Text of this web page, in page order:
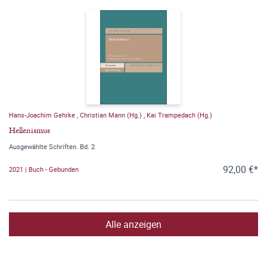
Hans-Joachim Gehrke Christian Mann (Hg.) Kai Trampedach (Hg.)
Hellenismus
Ausgewählte Schriften. Bd. 2
2021 | Buch - Gebunden 92,00 €*
Alle anzeigen